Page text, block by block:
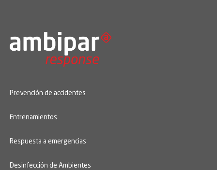
Prevención de accidentes
Entrenamientos
Respuesta a emergencias
Desinfección de Ambientes